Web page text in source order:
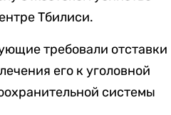
Тбилиси.
требовали отставки
его к уголовной
системы